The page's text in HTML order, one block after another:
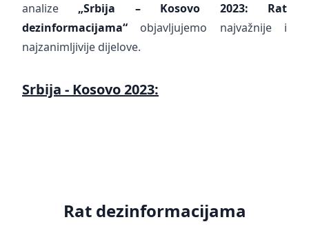
analize „Srbija – Kosovo 2023:
Rat
dezinformacijama“ objavljujemo najvažnije i
najzanimljivije dijelove.
Srbija - Kosovo 2023:
Rat dezinformacijama